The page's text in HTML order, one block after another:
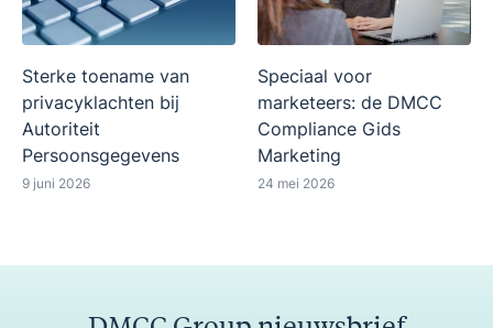
Sterke toename van
privacyklachten bij
Autoriteit
Persoonsgegevens
9 juni 2026
Speciaal voor
marketeers: de DMCC
Compliance Gids
Marketing
24 mei 2026